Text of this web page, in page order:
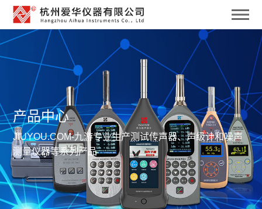
产品中心
JIUYOU.COM-九游专业生产测试传声器、声级计和噪声
测量仪器等系列产品